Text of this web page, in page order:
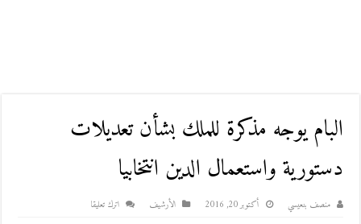
البام يوجه مذكرة للملك بشأن تعديلات
دستورية واستعمال الدين انتخابيا
منصف بنعيسي أكتوبر 20, 2016 اﻷرشيف اترك تعليقا